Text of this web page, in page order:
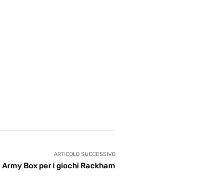
ARTICOLO SUCCESSIVO
Army Box per i giochi Rackham